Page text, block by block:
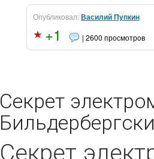
Опубликовал:Василий Пупкин
+1 | 2600 просмотров
Секрет
Секрет